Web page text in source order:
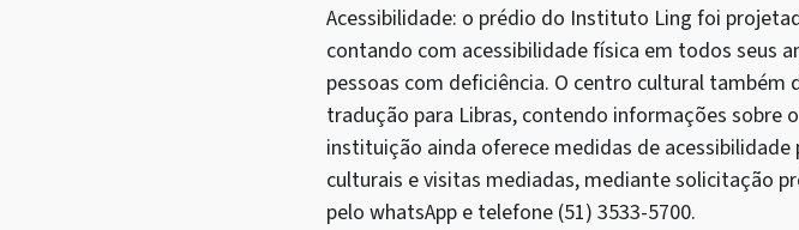
Acessibilidade: o prédio do Instituto Ling foi
contando com acessibilidade física em todos seus
pessoas com deficiência. O centro cultural
tradução para Libras, contendo informações sobre
instituição ainda oferece medidas de
culturais e visitas mediadas, mediante solicitação
pelo whatsApp e telefone (51) 3533-5700.